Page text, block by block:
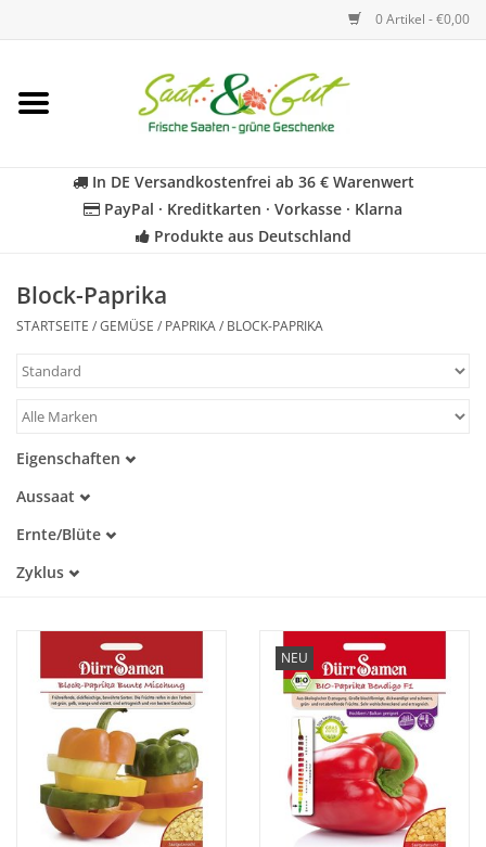
0 Artikel - €0,00
Startseite
Kräuter
Für Kinder
Geschenkideen
Katalog
In DE Versandkostenfrei ab 36 € Warenwert
PayPal · Kreditkarten · Vorkasse · Klarna
Produkte aus Deutschland
Block-Paprika
STARTSEITE /GEMÜSE / PAPRIKA/ BLOCK-PAPRIKA
Eigenschaften
Alte Sorte
Trockenheitstolerant
Dunkelkeimer
Aussaat
Februar
März
Juni
Ernte/Blüte
August
Oktober
November
Zyklus
NEU